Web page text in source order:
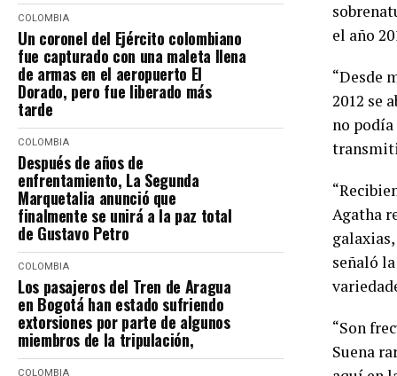
COLOMBIA
Un coronel del Ejército colombiano
fue capturado con una maleta llena
de armas en el aeropuerto El
Dorado, pero fue liberado más
tarde
COLOMBIA
Después de años de
enfrentamiento, La Segunda
Marquetalia anunció que
finalmente se unirá a la paz total
de Gustavo Petro
COLOMBIA
Los pasajeros del Tren de Aragua
en Bogotá han estado sufriendo
extorsiones por parte de algunos
miembros de la tripulación,
COLOMBIA
el año
“Desde
2012 se
no
Agatha
señaló
“Son
Suena